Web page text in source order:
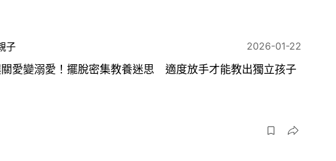
子 2026-01-22
愛變溺愛！擺脫密集教養迷思 適度放手才能教出獨立孩子